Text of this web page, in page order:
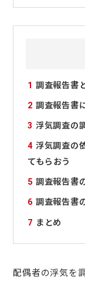
1 調査報告書
2 調査報告書
3 浮気調査の
4 浮気調査の
てもらおう
5 調査報告書
6 調査報告書
7 まとめ
配偶者の浮気を